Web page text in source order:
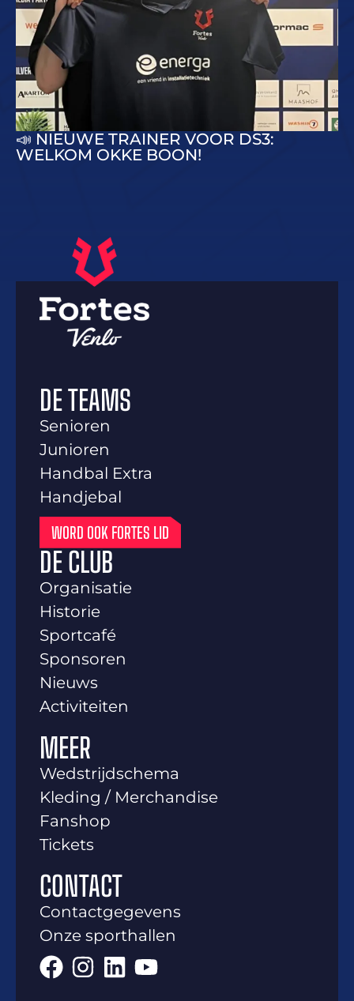
📣 NIEUWE TRAINER VOOR DS3:
WELKOM OKKE BOON!
DE TEAMS
Senioren
Junioren
Handbal Extra
Handjebal
WORD OOK FORTES LID
DE CLUB
Organisatie
Historie
Sportcafé
Sponsoren
Nieuws
Activiteiten
MEER
Wedstrijdschema
Kleding / Merchandise
Fanshop
Tickets
CONTACT
Contactgegevens
Onze sporthallen